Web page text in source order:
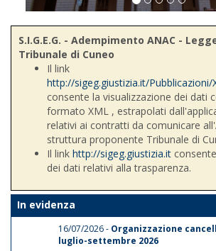
S.I.G.E.G. - Adempimento ANAC -
Tribunale di Cuneo
Il link
http://sigeg.giustizia.it/
consente la visualizzazione dei dati
formato XML , estrapolati
relativi ai contratti da comunicare
struttura proponente Tribunale di
Il link http://sigeg.giustizia.it
dei dati relativi alla trasparenza.
In evidenza
16/07/2026 - Organizzazione
luglio-settembre 2026